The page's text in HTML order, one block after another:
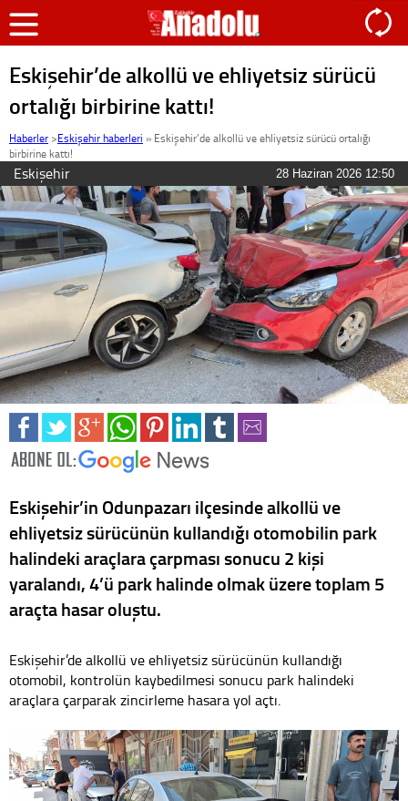
Eskişehir’de alkollü ve ehliyetsiz sürücü
ortalığı birbirine kattı!
Haberler >Eskişehir haberleri » Eskişehir’de alkollü ve ehliyetsiz sürücü ortalığı
birbirine kattı!
Eskişehir 28 Haziran 2026 12:50
Eskişehir’in Odunpazarı ilçesinde alkollü ve
ehliyetsiz sürücünün kullandığı otomobilin park
halindeki araçlara çarpması sonucu 2 kişi
yaralandı, 4’ü park halinde olmak üzere toplam 5
araçta hasar oluştu.
Eskişehir’de alkollü ve ehliyetsiz sürücünün kullandığı
otomobil, kontrolün kaybedilmesi sonucu park halindeki
araçlara çarparak zincirleme hasara yol açtı.